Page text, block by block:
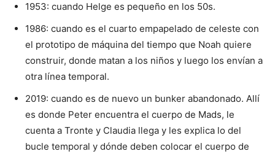
1953: cuando Helge es pequeño en los 50s.
1986: cuando es el cuarto empapelado de celeste con
el prototipo de máquina del tiempo que Noah quiere
construir, donde matan a los niños y luego los envían a
otra línea temporal.
2019: cuando es de nuevo un bunker abandonado. Allí
es donde Peter encuentra el cuerpo de Mads, le
cuenta a Tronte y Claudia llega y les explica lo del
bucle temporal y dónde deben colocar el cuerpo de